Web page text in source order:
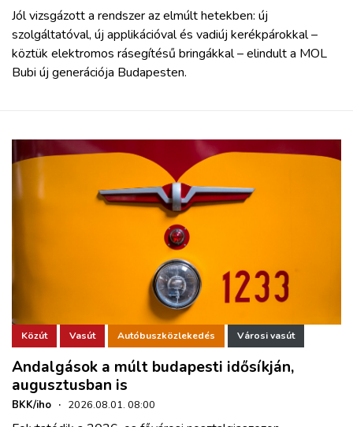
Jól vizsgázott a rendszer az elmúlt hetekben: új
szolgáltatóval, új applikációval és vadiúj kerékpárokkal –
köztük elektromos rásegítésű bringákkal – elindult a MOL
Bubi új generációja Budapesten.
Közút Vasút Autóbuszközlekedés Városi vasút
Andalgások a múlt budapesti idősíkján,
augusztusban is
BKK/iho · 2026.08.01. 08:00